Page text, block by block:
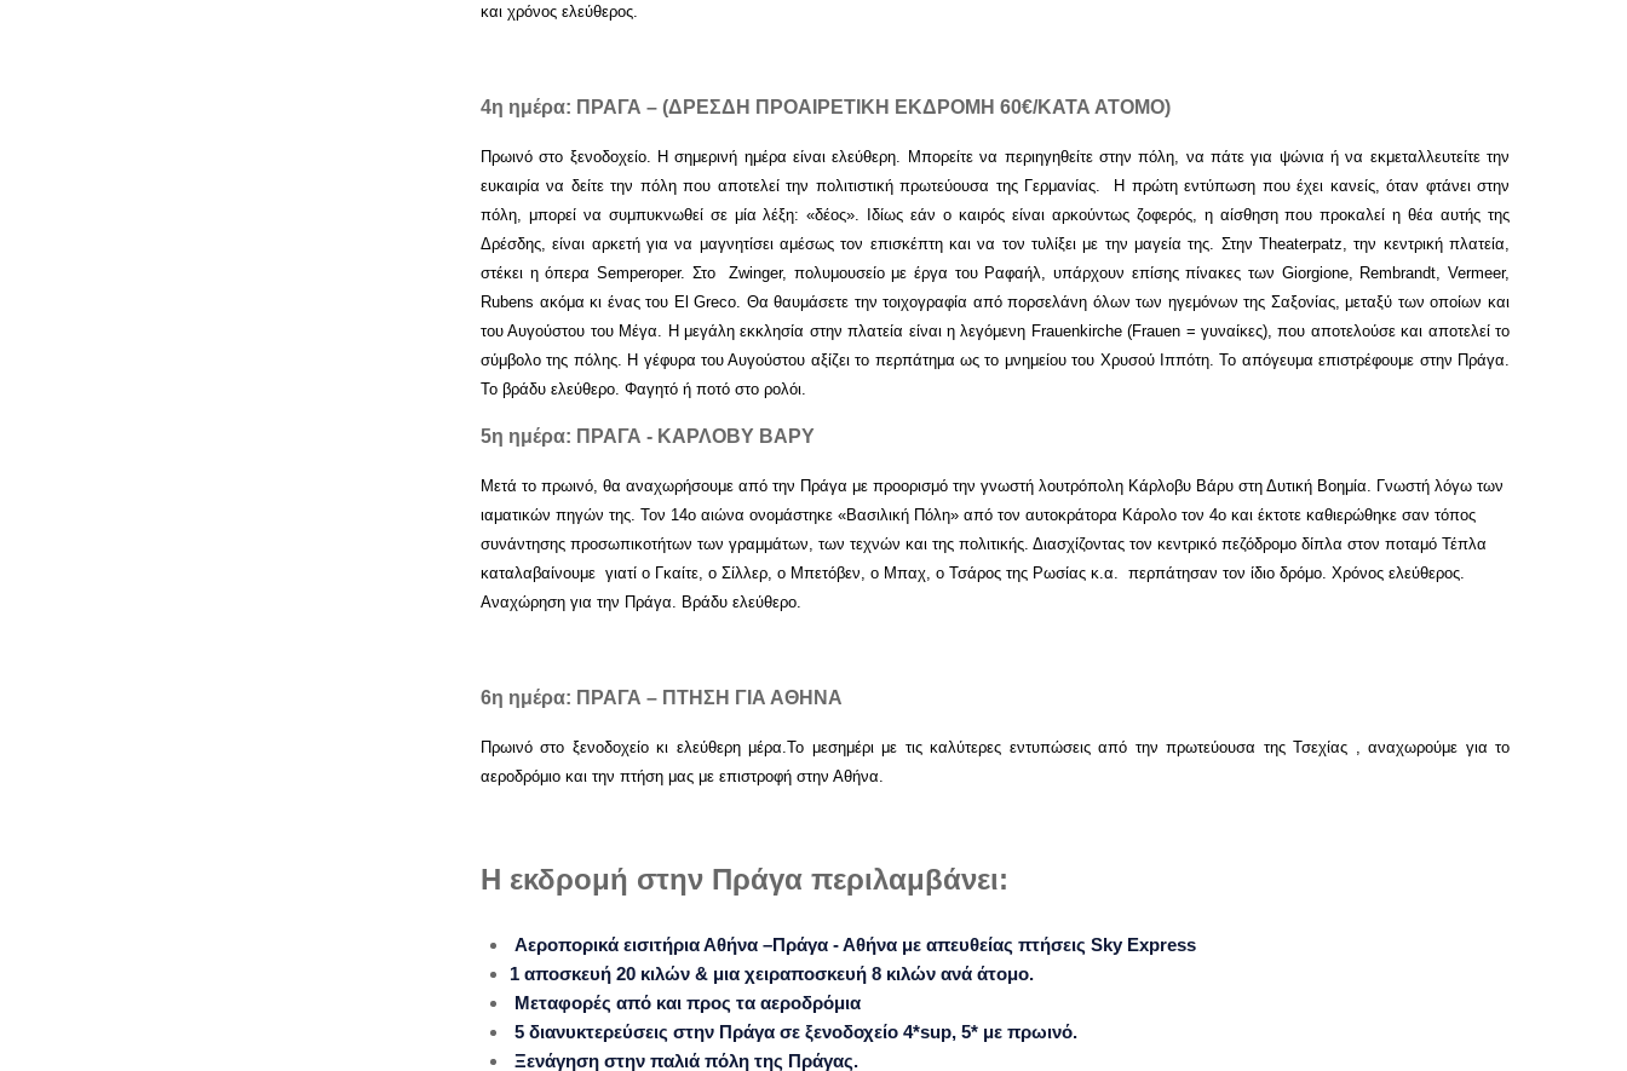
και χρόνος ελεύθερος.
4η ημέρα: ΠΡΑΓΑ – (ΔΡΕΣΔΗ ΠΡΟΑΙΡΕΤΙΚΗ ΕΚΔΡΟΜΗ 60€/ΚΑΤΑ ΑΤΟΜΟ)
Πρωινό στο ξενοδοχείο. Η σημερινή ημέρα είναι ελεύθερη. Μπορείτε να περιηγηθείτε στην πόλη, να πάτε για ψώνια ή να εκμεταλλευτείτε την
ευκαιρία να δείτε την πόλη που αποτελεί την πολιτιστική πρωτεύουσα της Γερμανίας. Η πρώτη εντύπωση που έχει κανείς, όταν φτάνει στην
πόλη, μπορεί να συμπυκνωθεί σε μία λέξη: «δέος». Ιδίως εάν ο καιρός είναι αρκούντως ζοφερός, η αίσθηση που προκαλεί η θέα αυτής της
Δρέσδης, είναι αρκετή για να μαγνητίσει αμέσως τον επισκέπτη και να τον τυλίξει με την μαγεία της. Στην Theaterpatz, την κεντρική πλατεία,
στέκει η όπερα Semperoper. Στο Zwinger, πολυμουσείο με έργα του Ραφαήλ, υπάρχουν επίσης πίνακες των Giorgione, Rembrandt, Vermeer,
Rubens ακόμα κι ένας του El Greco. Θα θαυμάσετε την τοιχογραφία από πορσελάνη όλων των ηγεμόνων της Σαξονίας, μεταξύ των οποίων και
του Αυγούστου του Μέγα. Η μεγάλη εκκλησία στην πλατεία είναι η λεγόμενη Frauenkirche (Frauen = γυναίκες), που αποτελούσε και αποτελεί το
σύμβολο της πόλης. Η γέφυρα του Αυγούστου αξίζει το περπάτημα ως το μνημείου του Χρυσού Ιππότη. Το απόγευμα επιστρέφουμε στην Πράγα.
Το βράδυ ελεύθερο. Φαγητό ή ποτό στο ρολόι.
5η ημέρα: ΠΡΑΓΑ - ΚΑΡΛΟΒΥ ΒΑΡΥ
Μετά το πρωινό, θα αναχωρήσουμε από την Πράγα με προορισμό την γνωστή λουτρόπολη Κάρλοβυ Βάρυ στη Δυτική Βοημία. Γνωστή λόγω των
ιαματικών πηγών της. Τον 14ο αιώνα ονομάστηκε «Βασιλική Πόλη» από τον αυτοκράτορα Κάρολο τον 4ο και έκτοτε καθιερώθηκε σαν τόπος
συνάντησης προσωπικοτήτων των γραμμάτων, των τεχνών και της πολιτικής. Διασχίζοντας τον κεντρικό πεζόδρομο δίπλα στον ποταμό Τέπλα
καταλαβαίνουμε γιατί ο Γκαίτε, ο Σίλλερ, ο Μπετόβεν, ο Μπαχ, ο Τσάρος της Ρωσίας κ.α. περπάτησαν τον ίδιο δρόμο. Χρόνος ελεύθερος.
Αναχώρηση για την Πράγα. Βράδυ ελεύθερο.
6η ημέρα: ΠΡΑΓΑ – ΠΤΗΣΗ ΓΙΑ ΑΘΗΝΑ
Πρωινό στο ξενοδοχείο κι ελεύθερη μέρα.Το μεσημέρι με τις καλύτερες εντυπώσεις από την πρωτεύουσα της Τσεχίας , αναχωρούμε για το
αεροδρόμιο και την πτήση μας με επιστροφή στην Αθήνα.
Η εκδρομή στην Πράγα περιλαμβάνει:
Αεροπορικά εισιτήρια Αθήνα –Πράγα - Αθήνα με απευθείας πτήσεις Sky Express
1 αποσκευή 20 κιλών & μια χειραποσκευή 8 κιλών ανά άτομο.
Μεταφορές από και προς τα αεροδρόμια
5 διανυκτερεύσεις στην Πράγα σε ξενοδοχείο 4*sup, 5* με πρωινό.
Ξενάγηση στην παλιά πόλη της Πράγας.